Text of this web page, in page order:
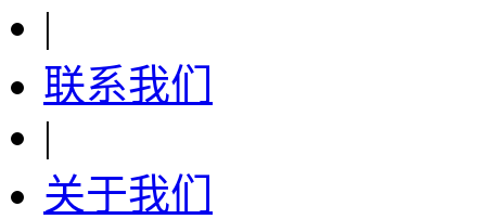
|
联系我们
|
关于我们